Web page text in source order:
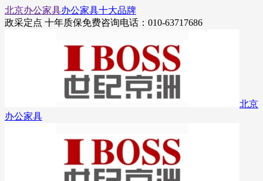
北京办公家具办公家具十大品牌
政采定点 十年质保免费咨询电话：010-63717686
北京
办公家具